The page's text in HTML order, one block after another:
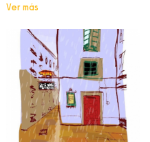
Ver más